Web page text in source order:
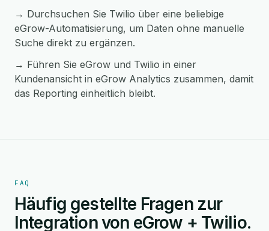
→ Durchsuchen Sie Twilio über eine beliebige
eGrow-Automatisierung, um Daten ohne manuelle
Suche direkt zu ergänzen.
→ Führen Sie eGrow und Twilio in einer
Kundenansicht in eGrow Analytics zusammen, damit
das Reporting einheitlich bleibt.
FAQ
Häufig gestellte Fragen zur
Integration von eGrow + Twilio.